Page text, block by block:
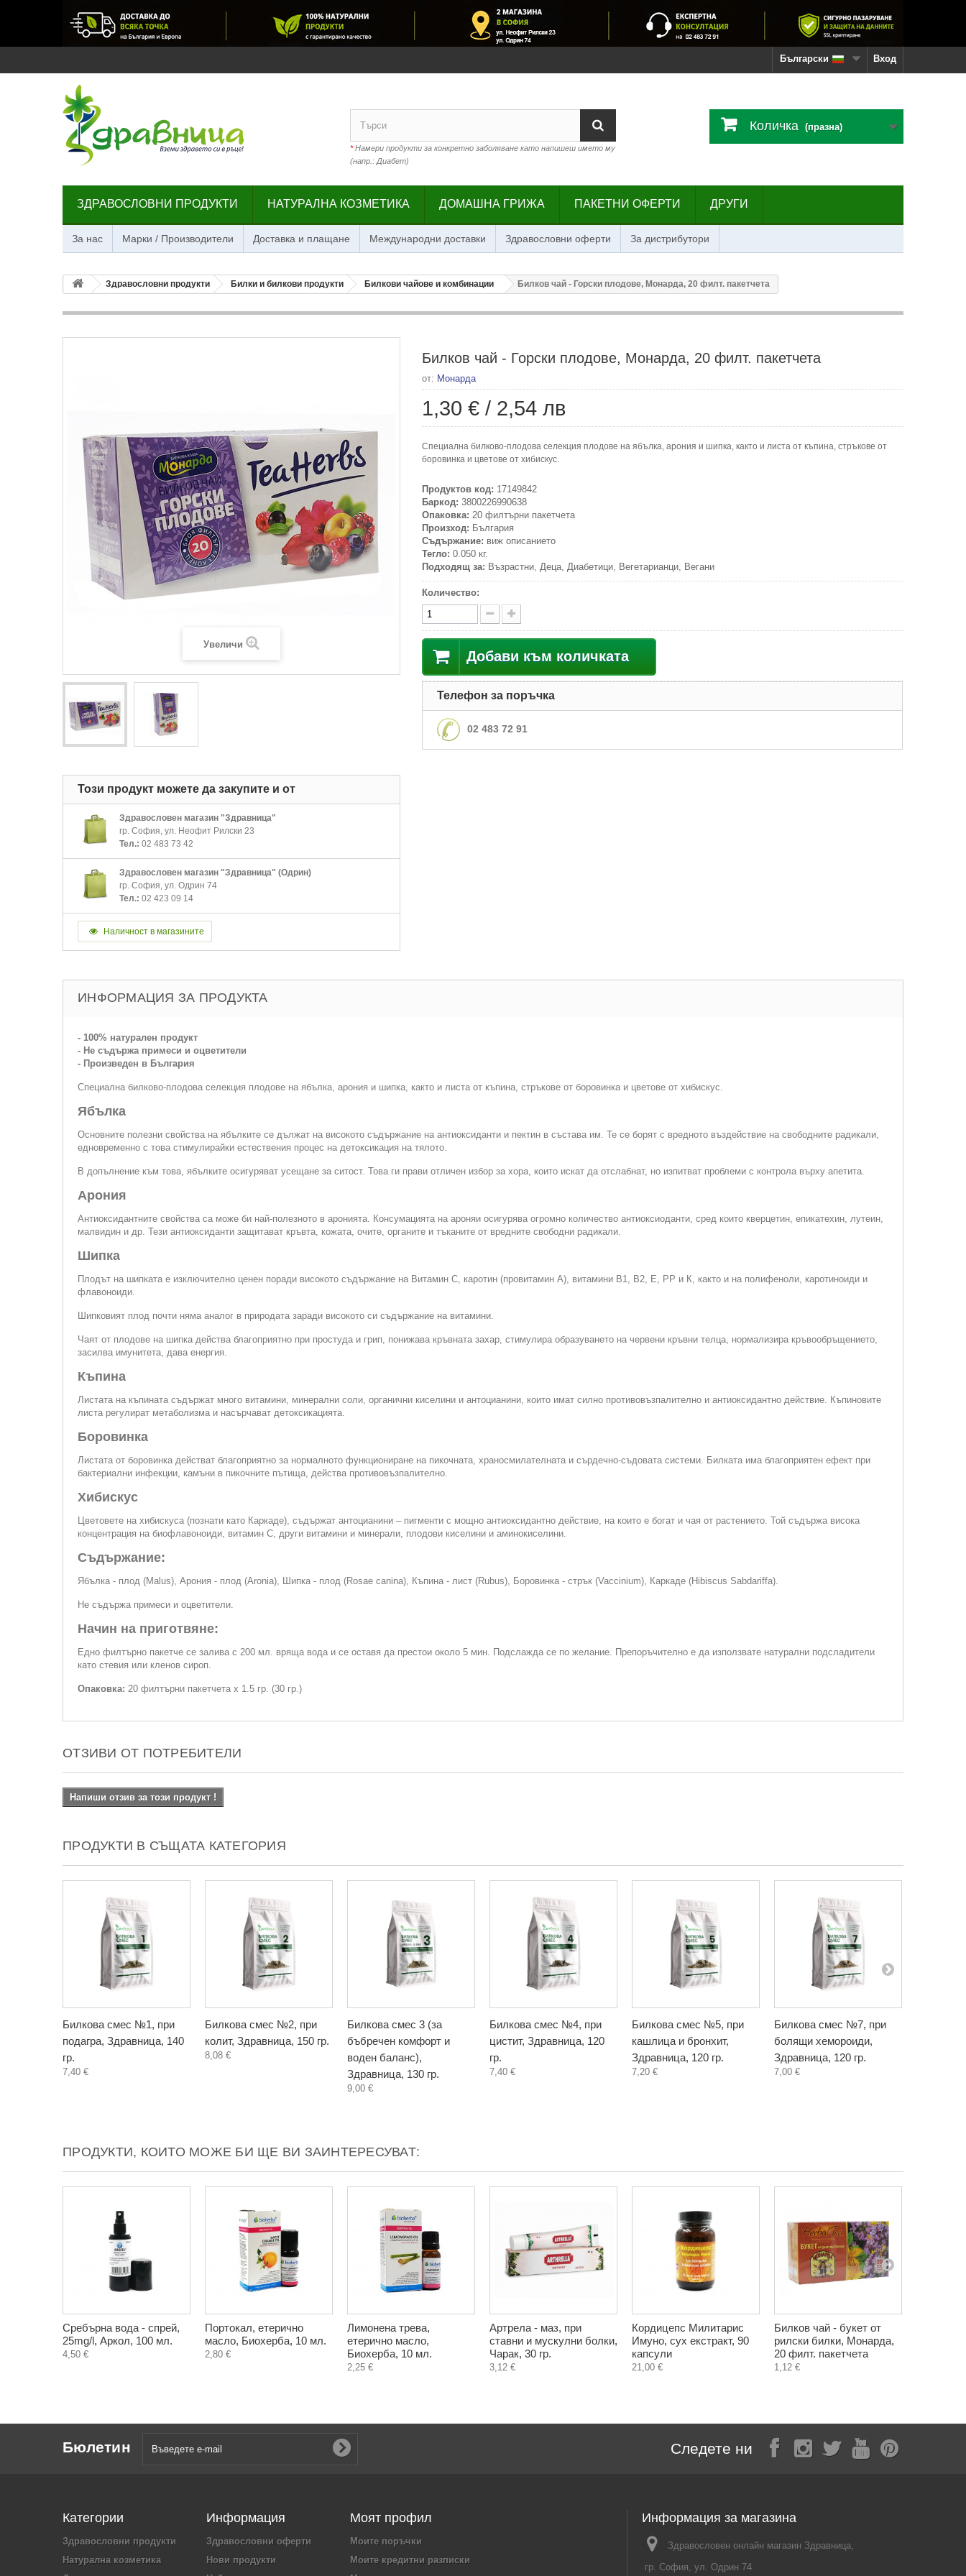
Вход
Български
*Намери продукти за конкретно заболяване като напишеш името му
(напр.: Диабет)
Количка (празна)
ЗДРАВОСЛОВНИ ПРОДУКТИ НАТУРАЛНА КОЗМЕТИКА ДОМАШНА ГРИЖА ПАКЕТНИ ОФЕРТИ ДРУГИ
За нас Марки / Производители Доставка и плащане Международни доставки Здравословни оферти За дистрибутори
Здравословни продукти Билки и билкови продукти Билкови чайове и комбинации Билков чай - Горски плодове, Монарда, 20 филт. пакетчета
Увеличи
Този продукт можете да закупите и от
Здравословен магазин "Здравница"
гр. София, ул. Неофит Рилски 23
Тел.: 02 483 73 42
Здравословен магазин "Здравница" (Одрин)
гр. София, ул. Одрин 74
Тел.: 02 423 09 14
Наличност в магазините
Билков чай - Горски плодове, Монарда, 20 филт. пакетчета
от: Монарда
1,30 € / 2,54 лв
Специална билково-плодова селекция плодове на ябълка, арония и шипка, както и листа от къпина, стръкове от
боровинка и цветове от хибискус.
Продуктов код: 17149842
Баркод: 3800226990638
Опаковка: 20 филтърни пакетчета
Произход: България
Съдържание: виж описанието
Тегло: 0.050 кг.
Подходящ за: Възрастни, Деца, Диабетици, Вегетарианци, Вегани
Количество:
Добави към количката
Телефон за поръчка
02 483 72 91
ИНФОРМАЦИЯ ЗА ПРОДУКТА
- 100% натурален продукт
- Не съдържа примеси и оцветители
- Произведен в България
Специална билково-плодова селекция плодове на ябълка, арония и шипка, както и листа от къпина, стръкове от боровинка и цветове от хибискус.
Ябълка
Основните полезни свойства на ябълките се дължат на високото съдържание на антиоксиданти и пектин в състава им. Те се борят с вредното въздействие на свободните радикали,
едновременно с това стимулирайки естествения процес на детоксикация на тялото.
В допълнение към това, ябълките осигуряват усещане за ситост. Това ги прави отличен избор за хора, които искат да отслабнат, но изпитват проблеми с контрола върху апетита.
Арония
Антиоксидантните свойства са може би най-полезното в аронията. Консумацията на ароняи осигурява огромно количество антиоксиоданти, сред които кверцетин, епикатехин, лутеин,
малвидин и др. Тези антиоксиданти защитават кръвта, кожата, очите, органите и тъканите от вредните свободни радикали.
Шипка
Плодът на шипката е изключително ценен поради високото съдържание на Витамин С, каротин (провитамин А), витамини В1, В2, Е, РР и К, както и на полифеноли, каротиноиди и
флавоноиди.
Шипковият плод почти няма аналог в природата заради високото си съдържание на витамини.
Чаят от плодове на шипка действа благоприятно при простуда и грип, понижава кръвната захар, стимулира образуването на червени кръвни телца, нормализира кръвообръщението,
засилва имунитета, дава енергия.
Къпина
Листата на къпината съдържат много витамини, минерални соли, органични киселини и антоцианини, които имат силно противовъзпалително и антиоксидантно действие. Къпиновите
листа регулират метаболизма и насърчават детоксикацията.
Боровинка
Листата от боровинка действат благоприятно за нормалното функциониране на пикочната, храносмилателната и сърдечно-съдовата системи. Билката има благоприятен ефект при
бактериални инфекции, камъни в пикочните пътища, действа противовъзпалително.
Хибискус
Цветовете на хибискуса (познати като Каркаде), съдържат антоцианини – пигменти с мощно антиоксидантно действие, на които е богат и чая от растението. Той съдържа висока
концентрация на биофлавоноиди, витамин С, други витамини и минерали, плодови киселини и аминокиселини.
Съдържание:
Ябълка - плод (Malus), Арония - плод (Aronia), Шипка - плод (Rosae canina), Къпина - лист (Rubus), Боровинка - стрък (Vaccinium), Каркаде (Hibiscus Sabdariffa).
Не съдържа примеси и оцветители.
Начин на приготвяне:
Едно филтърно пакетче се залива с 200 мл. вряща вода и се оставя да престои около 5 мин. Подслажда се по желание. Препоръчително е да използвате натурални подсладители
като стевия или кленов сироп.
Опаковка: 20 филтърни пакетчета x 1.5 гр. (30 гр.)
ОТЗИВИ ОТ ПОТРЕБИТЕЛИ
Напиши отзив за този продукт !
ПРОДУКТИ В СЪЩАТА КАТЕГОРИЯ
Билкова смес №1, при
подагра, Здравница, 140
гр.
7,40 €
Билкова смес №2, при
колит, Здравница, 150 гр.
8,08 €
Билкова смес 3 (за
бъбречен комфорт и
воден баланс),
Здравница, 130 гр.
9,00 €
Билкова смес №4, при
цистит, Здравница, 120
гр.
7,40 €
Билкова смес №5, при
кашлица и бронхит,
Здравница, 120 гр.
7,20 €
Билкова смес №7, при
болящи хемороиди,
Здравница, 120 гр.
7,00 €
ПРОДУКТИ, КОИТО МОЖЕ БИ ЩЕ ВИ ЗАИНТЕРЕСУВАТ:
Сребърна вода - спрей,
25mg/l, Аркол, 100 мл.
4,50 €
Портокал, етерично
масло, Биохерба, 10 мл.
2,80 €
Лимонена трева,
етерично масло,
Биохерба, 10 мл.
2,25 €
Артрела - маз, при
ставни и мускулни болки,
Чарак, 30 гр.
3,12 €
Кордицепс Милитарис
Имуно, сух екстракт, 90
капсули
21,00 €
Билков чай - букет от
рилски билки, Монарда,
20 филт. пакетчета
1,12 €
Бюлетин Следете ни
Категории
Здравословни продукти
Натурална козметика
Информация
Здравословни оферти
Нови продукти
Моят профил
Моите поръчки
Моите кредитни разписки
Информация за магазина
Здравословен онлайн магазин Здравница,
гр. София, ул. Одрин 74